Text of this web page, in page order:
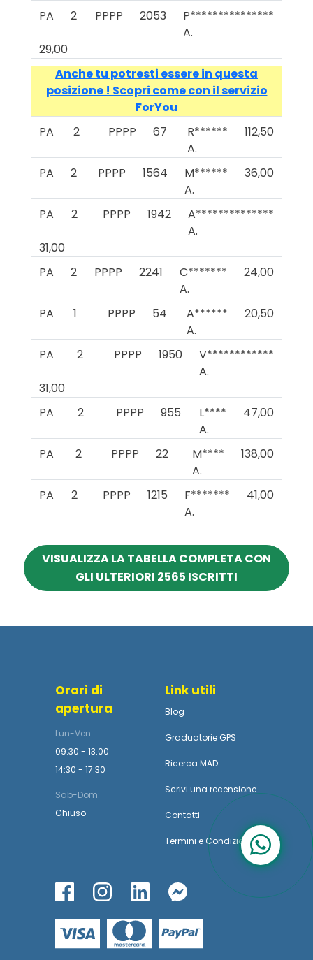
PA
2 PPPP 2053
P***************
A.
29,00
Anche tu potresti essere in questa
posizione ! Scopri come con il servizio
ForYou
PA
2 PPPP 67
R******
A.
112,50
PA 2 PPPP 1564
M******
A.
36,00
PA 2 PPPP 1942
A**************
A.
31,00
PA
2 PPPP 2241
C*******
A.
24,00
PA 1 PPPP 54
A******
A.
20,50
PA 2 PPPP 1950
V************
A.
31,00
PA
2 PPPP 955
L****
A.
47,00
PA 2 PPPP 22
M****
A.
138,00
PA 2 PPPP 1215
F*******
A.
41,00
VISUALIZZA LA TABELLA COMPLETA CON
GLI ULTERIORI 2565 ISCRITTI
Orari di
apertura
Lun-Ven:
09:30 - 13:00
14:30 - 17:30
Sab-Dom:
Chiuso
Link utili
Blog
Graduatorie GPS
Ricerca MAD
Scrivi una recensione
Contatti
Termini e Condizioni